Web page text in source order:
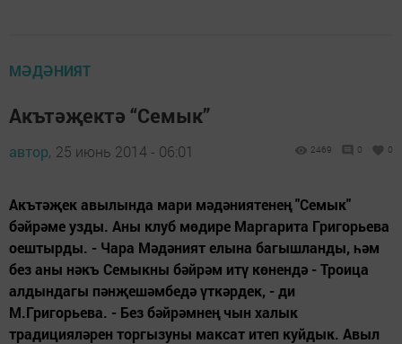
МӘДӘНИЯТ
Акътәҗектә “Семык”
автор, 25 июнь 2014 - 06:01 2469 0 0
Акътәҗек авылында мари мәдәниятенең "Семык"
бәйрәме узды. Аны клуб мөдире Маргарита Григорьева
оештырды. - Чара Мәдәният елына багышланды, һәм
без аны нәкъ Семыкны бәйрәм итү көнендә - Троица
алдындагы пәнҗешәмбедә үткәрдек, - ди
М.Григорьева. - Без бәйрәмнең чын халык
традицияләрен торгызуны максат итеп куйдык. Авыл